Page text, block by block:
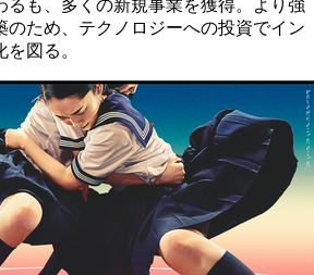
るも、多くの新規事業を獲得。より強
のため、テクノロジーへの投資でイン
図る。